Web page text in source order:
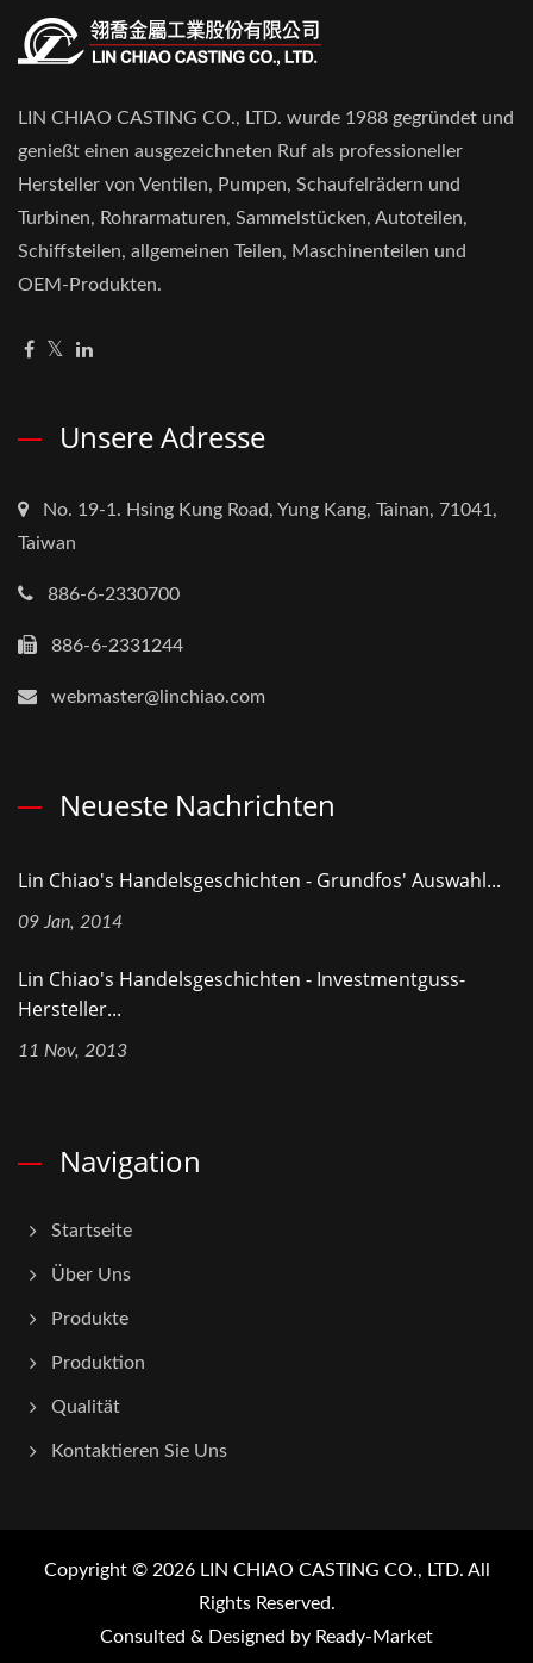
LIN CHIAO CASTING CO., LTD. wurde 1988 gegründet und
genießt einen ausgezeichneten Ruf als professioneller
Hersteller von Ventilen, Pumpen, Schaufelrädern und
Turbinen, Rohrarmaturen, Sammelstücken, Autoteilen,
Schiffsteilen, allgemeinen Teilen, Maschinenteilen und
OEM-Produkten.
Unsere Adresse
No. 19-1. Hsing Kung Road, Yung Kang, Tainan, 71041,
Taiwan
886-6-2330700
886-6-2331244
webmaster@linchiao.com
Neueste Nachrichten
Lin Chiao's Handelsgeschichten - Grundfos' Auswahl...
09 Jan, 2014
Lin Chiao's Handelsgeschichten - Investmentguss-
Hersteller...
11 Nov, 2013
Navigation
Startseite
Über Uns
Produkte
Produktion
Qualität
Kontaktieren Sie Uns
Copyright © 2026 LIN CHIAO CASTING CO., LTD. All
Rights Reserved.
Consulted & Designed by Ready-Market